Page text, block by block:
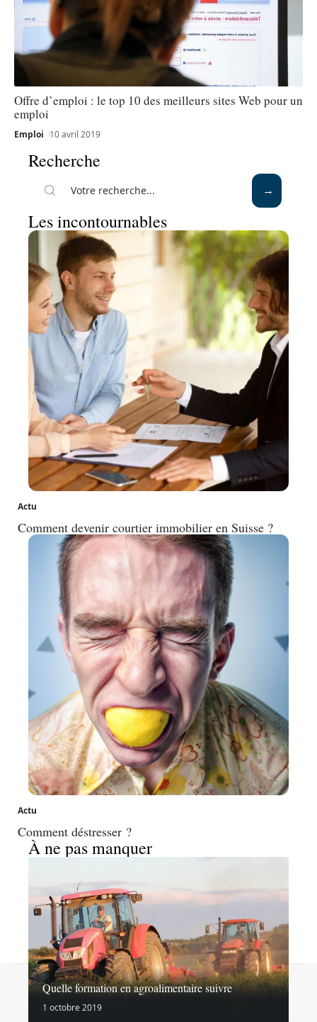
Offre d’emploi : le top 10 des meilleurs sites Web pour un
emploi
Emploi 10 avril 2019
Recherche
Les incontournables
Actu
Comment devenir courtier immobilier en Suisse ?
Actu
Comment déstresser ?
À ne pas manquer
Quelle formation en agroalimentaire suivre
1 octobre 2019
Contact Mentions légales Sitemap